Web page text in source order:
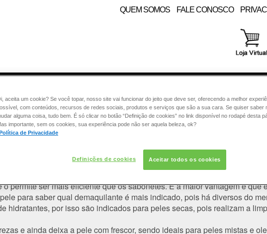
QUEM SOMOS FALE CONOSCO
SOBRE:
nenhuma maquiagem de dia devo usar
deve ser utilizado apenas quando se faz o uso da maquiagem. Ele
durante todo o
permite ser mais eficiente que os sabonetes. E a maior vantagem é que
para saber qual demaquilante é mais indicado, pois há diversos do
hidratantes, por isso são indicados para peles secas, pois realizam a
e ainda deixa a pele com frescor, sendo ideais para peles mistas e
aceita um cookie? Se você topar, nosso site vai funcionar do jeito que deve ser, oferecendo a melhor
com conteúdos, recursos de redes sociais, produtos e serviços que são a sua cara. Se quiser saber
alguma coisa, tudo bem. É só clicar no botão “Definição de cookies” no link disponível no rodapé desta
importante, sem os cookies, sua experiência pode não ser aquela beleza, ok?
de Privacidade
Definições de cookies Aceitar todos os cookies